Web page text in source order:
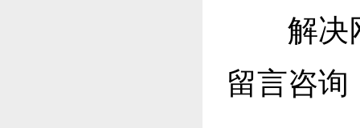
解决网
留言咨询